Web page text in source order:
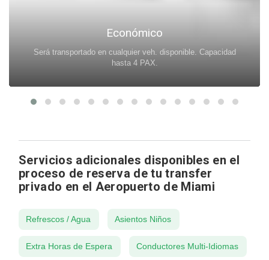
Económico
Será transportado en cualquier veh. disponible. Capacidad
hasta 4 PAX.
Servicios adicionales disponibles en el
proceso de reserva de tu transfer
privado en el Aeropuerto de Miami
Refrescos / Agua Asientos Niños
Extra Horas de Espera Conductores Multi-Idiomas